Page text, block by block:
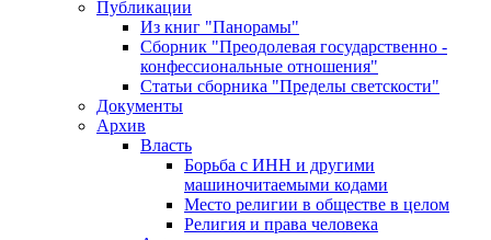
Публикации
Из книг "Панорамы"
Сборник "Преодолевая государственно -
конфессиональные отношения"
Статьи сборника "Пределы светскости"
Документы
Архив
Власть
Борьба с ИНН и другими
машиночитаемыми кодами
Место религии в обществе в целом
Религия и права человека